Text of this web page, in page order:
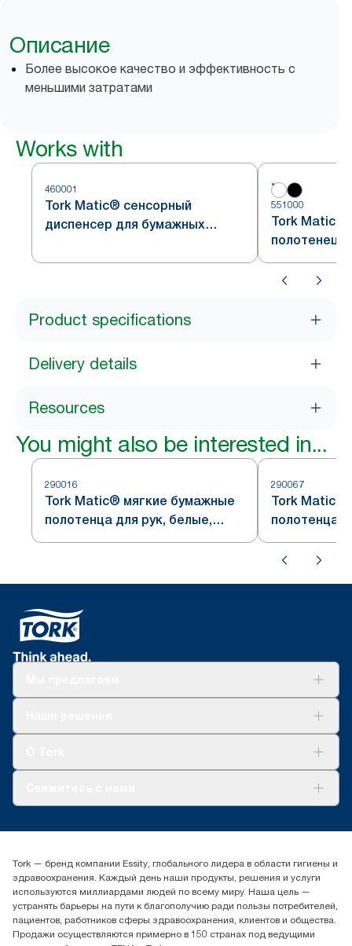
Описание
Более высокое качество и эффективность с
меньшими затратами
Works with
460001
Tork Matic® сенсорный
диспенсер для бумажных
нержавеющая сталь, система
551000
Tork Matic®
полотенец
белый,
Product specifications
Delivery details
Resources
You might also be interested in...
290016
Tork Matic® мягкие бумажные
полотенца для рук, белые,
синий лиственный узор,
290067
Tork Matic®
полотенца
серый
система H1
(+7) 777 779 0095
Контакты на рынках СНГ
ООО «Эссити», Представительство в Казахстане Пр.
Достык, 210, 2 блок, 3 этаж,
офис №32 050051, г.
Алматы, Казахстан
Tork — бренд компании Essity, глобального лидера в области гигиены и
здравоохранения. Каждый день наши продукты, решения и услуги
используются миллиардами людей по всему миру. Наша цель —
устранять барьеры на пути к благополучию ради пользы потребителей,
пациентов, работников сферы здравоохранения, клиентов и общества.
Продажи осуществляются примерно в 150 странах под ведущими